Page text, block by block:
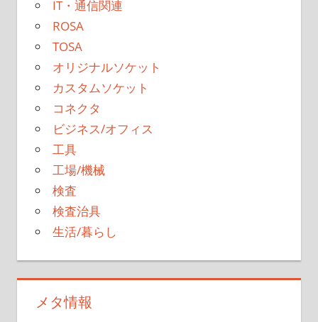
IT・通信関連
ROSA
TOSA
オリジナルソケット
カスタムソケット
コネクタ
ビジネス/オフィス
工具
工場/機械
検査
検査治具
生活/暮らし
メタ情報